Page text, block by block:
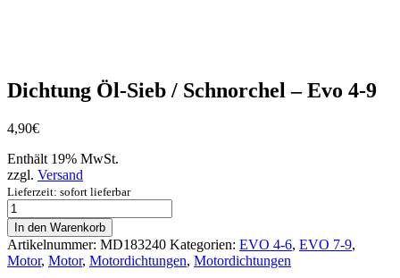
Dichtung Öl-Sieb / Schnorchel – Evo 4-9
4,90€
Enthält 19% MwSt.
zzgl. Versand
Lieferzeit: sofort lieferbar
Dichtung
Öl-
Sieb
/
Schnorchel
In den Warenkorb
Artikelnummer: MD183240 Kategorien: EVO 4-6, EVO 7-9,
Motor, Motor, Motordichtungen, Motordichtungen